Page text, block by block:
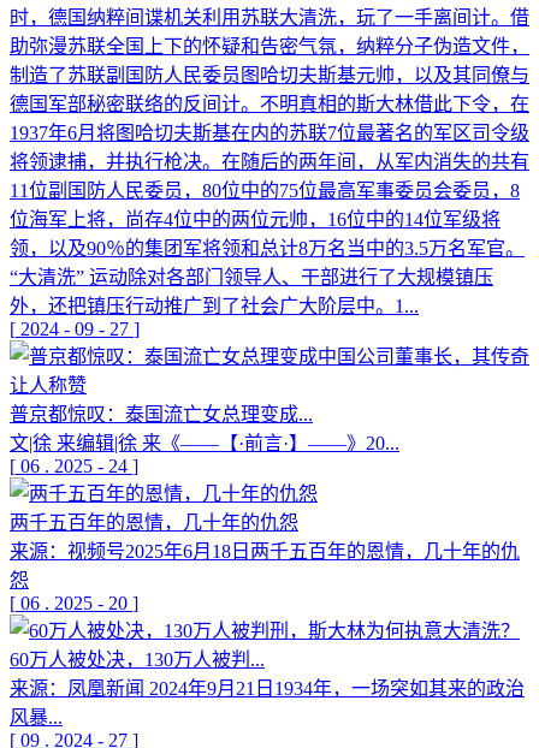
时，德国纳粹间谍机关利用苏联大清洗，玩了一手离间计。借
助弥漫苏联全国上下的怀疑和告密气氛，纳粹分子伪造文件，
制造了苏联副国防人民委员图哈切夫斯基元帅，以及其同僚与
德国军部秘密联络的反间计。不明真相的斯大林借此下令，在
1937年6月将图哈切夫斯基在内的苏联7位最著名的军区司令级
将领逮捕，并执行枪决。在随后的两年间，从军内消失的共有
11位副国防人民委员，80位中的75位最高军事委员会委员，8
位海军上将，尚存4位中的两位元帅，16位中的14位军级将
领，以及90％的集团军将领和总计8万名当中的3.5万名军官。
“大清洗” 运动除对各部门领导人、干部进行了大规模镇压
外，还把镇压行动推广到了社会广大阶层中。1...
[ 2024 - 09 - 27 ]
普京都惊叹：泰国流亡女总理变成...
文|徐 来编辑|徐 来《——【·前言·】——》20...
[ 06 . 2025 - 24 ]
两千五百年的恩情，几十年的仇怨
来源：视频号2025年6月18日两千五百年的恩情，几十年的仇
怨
[ 06 . 2025 - 20 ]
60万人被处决，130万人被判...
来源：凤凰新闻 2024年9月21日1934年，一场突如其来的政治
风暴...
[ 09 . 2024 - 27 ]